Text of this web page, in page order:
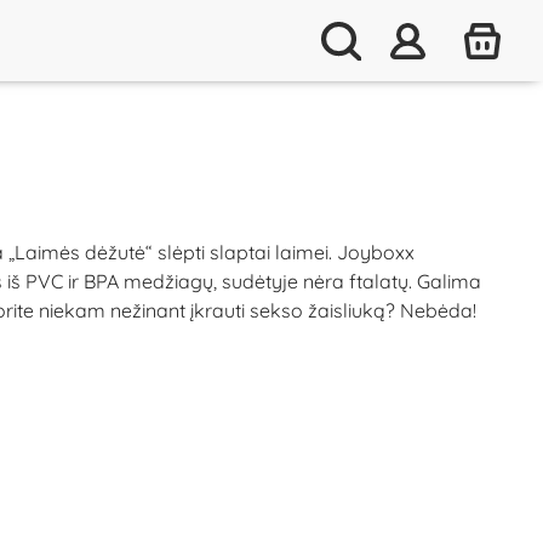
dėžutė“ slėpti slaptai laimei. Joyboxx
PVC ir BPA medžiagų, sudėtyje nėra ftalatų. Galima
niekam nežinant įkrauti sekso žaisliuką? Nebėda!